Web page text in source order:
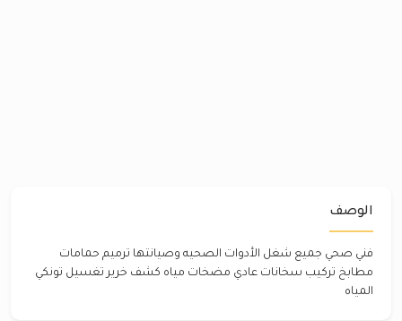
الوصف
فني صحي جميع شغل الأدوات الصحيه وصيانتها ترميم حمامات
مطابخ تركيب سخانات عادي مضخات مياه كشف خرير تغسيل تونكي
المياه